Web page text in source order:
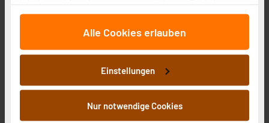
für soziale Medien anbieten zu können und die Zugriffe
auf unsere Website zu analysieren. Außerdem geben
wir Informationen zu Ihrer Verwendung unserer Website
an unsere Partner für soziale Medien, Werbung und
Analysen weiter. Unsere Partner führen diese
Informationen möglicherweise mit weiteren Daten
zusammen, die Sie ihnen bereitgestellt haben oder die
sie im Rahmen Ihrer Nutzung der Dienste gesammelt
Alle Cookies erlauben
Einstellungen
Nur notwendige Cookies